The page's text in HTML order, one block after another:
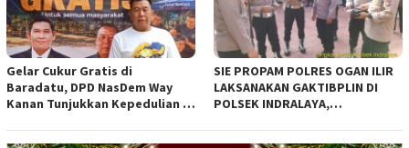
Gelar Cukur Gratis di
Baradatu, DPD NasDem Way
Kanan Tunjukkan Kepedulian di
SIE PROPAM POLRES OGAN ILIR
LAKSANAKAN GAKTIBPLIN DI
POLSEK INDRALAYA,
PERSONEL POLRI*